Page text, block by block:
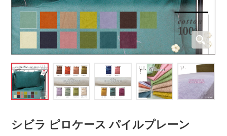
シビラ ピロケース パイルプレーン